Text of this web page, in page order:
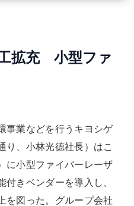
拡充 小型ファ
事業などを行うキヨシゲ
り、小林光德社長）はこ
に小型ファイバーレーザ
付きベンダーを導入し、
を図った。グループ会社